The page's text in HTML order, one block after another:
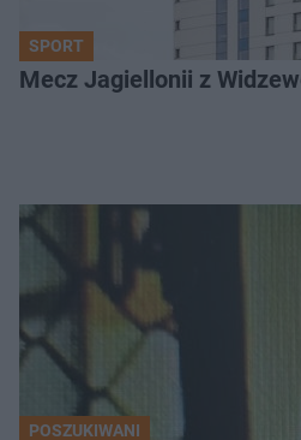
SPORT
Mecz Jagiellonii z
POSZUKIWANI